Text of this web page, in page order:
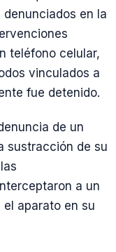
en la
teléfono celular,
vinculados a
fue detenido.
de un
sustracción de su
a un
aparato en su